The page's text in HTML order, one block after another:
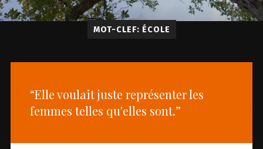
MOT-CLEF: ÉCOLE
“Elle voulait juste représenter les
femmes telles qu'elles sont.”